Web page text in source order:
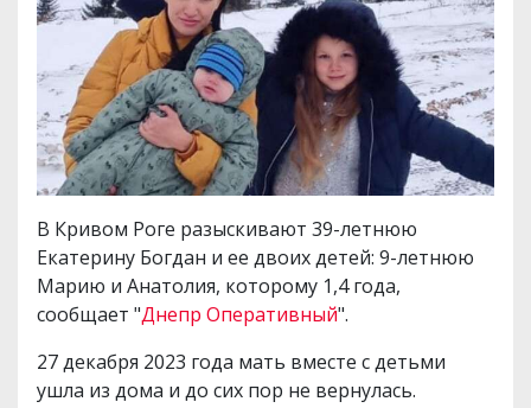
В Кривом Роге разыскивают 39-летнюю
Екатерину Богдан и ее двоих детей: 9-летнюю
Марию и Анатолия, которому 1,4 года,
сообщает "Днепр Оперативный".
27 декабря 2023 года мать вместе с детьми
ушла из дома и до сих пор не вернулась.